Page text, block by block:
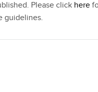
Please click here
guidelines.